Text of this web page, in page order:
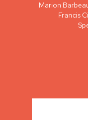
Marion
Francis